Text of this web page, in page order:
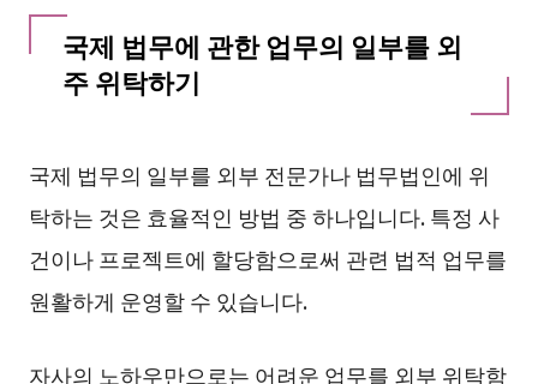
국제 법무에 관한 업무의 일부를 외
주 위탁하기
국제 법무의 일부를 외부 전문가나 법무법인에 위
탁하는 것은 효율적인 방법 중 하나입니다. 특정 사
건이나 프로젝트에 할당함으로써 관련 법적 업무를
원활하게 운영할 수 있습니다.
자사의 노하우만으로는 어려운 업무를 외부 위탁함